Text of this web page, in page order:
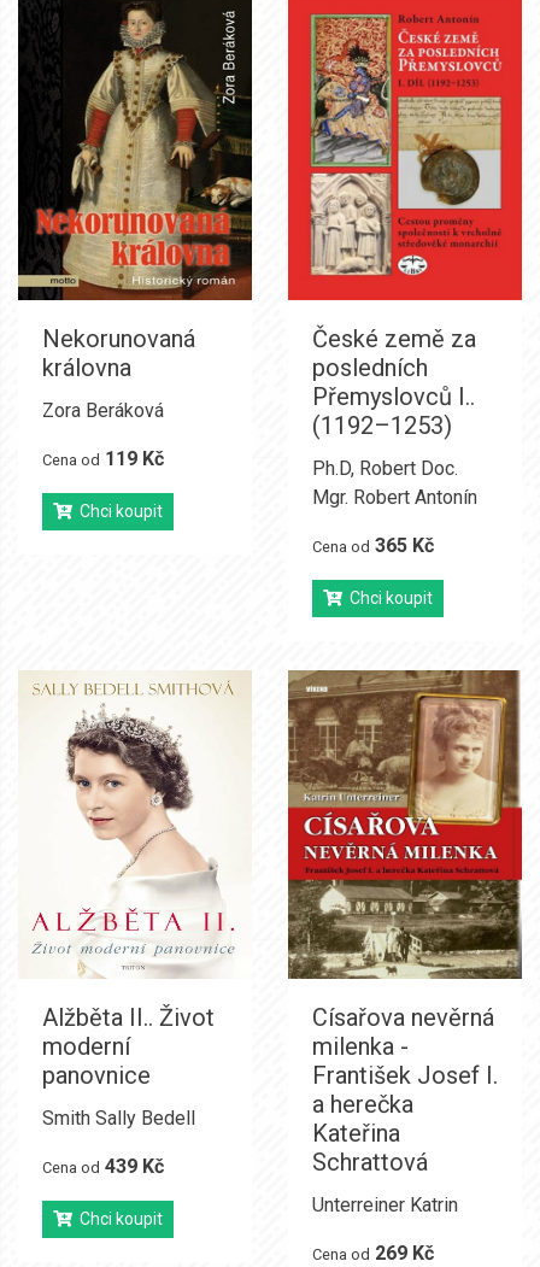
Nekorunovaná
královna
Zora Beráková
Cena od 119 Kč
Chci koupit
České země za
posledních
Přemyslovců I..
(1192–1253)
Ph.D, Robert Doc.
Mgr. Robert Antonín
Cena od 365 Kč
Chci koupit
Alžběta II.. Život
moderní
panovnice
Smith Sally Bedell
Cena od 439 Kč
Chci koupit
Císařova nevěrná
milenka -
František Josef I.
a herečka
Kateřina
Schrattová
Unterreiner Katrin
Cena od 269 Kč